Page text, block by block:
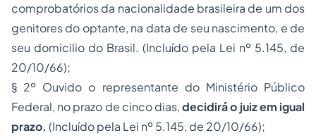
comprobatórios da nacionalidade brasileira de um dos
genitores do optante, na data de seu nascimento, e de
seu domicilio do Brasil. (Incluído pela Lei nº 5.145, de
20/10/66);
§ 2º Ouvido o representante do Ministério Público
Federal, no prazo de cinco dias,decidirá o juiz em igual
prazo. (Incluído pela Lei nº 5.145, de 20/10/66);